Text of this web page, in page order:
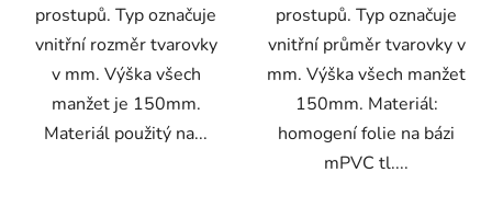
prostupů. Typ označuje
vnitřní rozměr tvarovky
v mm. Výška všech
manžet je 150mm.
Materiál použitý na...
prostupů. Typ označuje
vnitřní průměr tvarovky v
mm. Výška všech manžet
150mm. Materiál:
homogení folie na bázi
mPVC tl....